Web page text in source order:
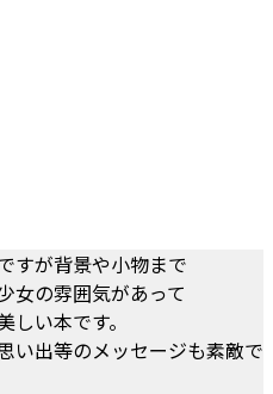
すが背景や小物まで
女の雰囲気があって
い本です。
い出等のメッセージも素敵で